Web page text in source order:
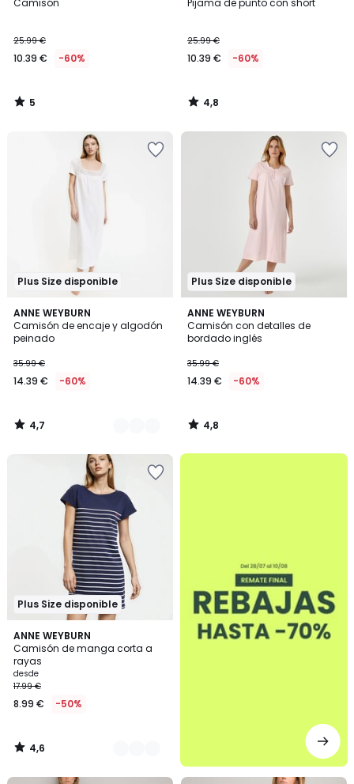
Camisón
€
en
de
25.99
25.99 €
10.39 € -60%
5
/
Pijama de punto con short
25.99 €
10.39 € -60%
4,8
/
Plus Size disponible
ANNE WEYBURN
Camisón de encaje y algodón
peinado
35.99 €
14.39 € -60%
4,7
/ 5
2
Colores
4,7
/
Plus Size disponible
ANNE WEYBURN
Camisón con detalles de
bordado inglés
35.99 €
14.39 € -60%
4,8
/ 5
4,8
/
Plus Size disponible
ANNE WEYBURN
Camisón de manga corta a
rayas
desde
17.99 €
8.99 € -50%
4,6
/ 5
3
Colores
4,6
/
.